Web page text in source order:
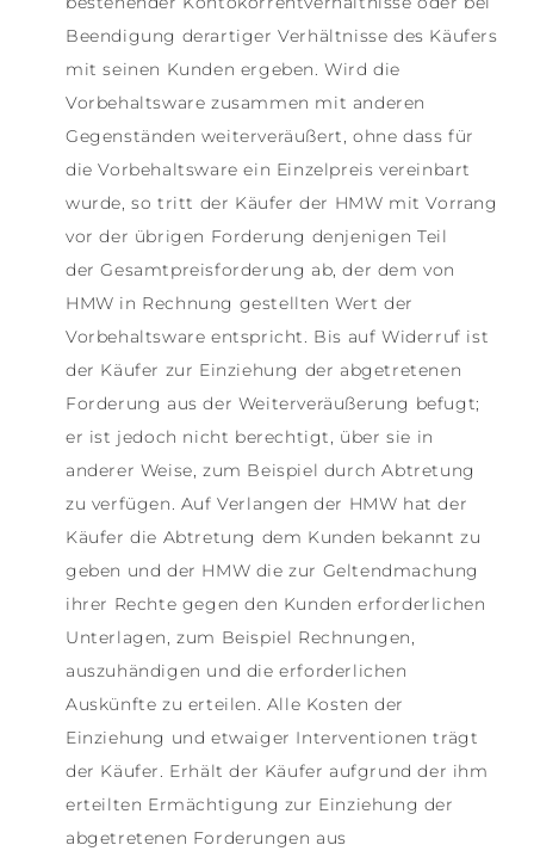
Beendigung derartiger Verhältnisse des Käufers
mit seinen Kunden ergeben. Wird die
Vorbehaltsware zusammen mit anderen
Gegenständen weiterveräußert, ohne dass für
die Vorbehaltsware ein Einzelpreis vereinbart
wurde, so tritt der Käufer der HMW mit Vorrang
vor der übrigen Forderung denjenigen Teil
der Gesamtpreisforderung ab, der dem von
HMW in Rechnung gestellten Wert der
Vorbehaltsware entspricht. Bis auf Widerruf ist
der Käufer zur Einziehung der abgetretenen
Forderung aus der Weiterveräußerung befugt;
er ist jedoch nicht berechtigt, über sie in
anderer Weise, zum Beispiel durch Abtretung
zu verfügen. Auf Verlangen der HMW hat der
Käufer die Abtretung dem Kunden bekannt zu
geben und der HMW die zur Geltendmachung
ihrer Rechte gegen den Kunden erforderlichen
Unterlagen, zum Beispiel Rechnungen,
auszuhändigen und die erforderlichen
Auskünfte zu erteilen. Alle Kosten der
Einziehung und etwaiger Interventionen trägt
der Käufer. Erhält der Käufer aufgrund der ihm
erteilten Ermächtigung zur Einziehung der
abgetretenen Forderungen aus